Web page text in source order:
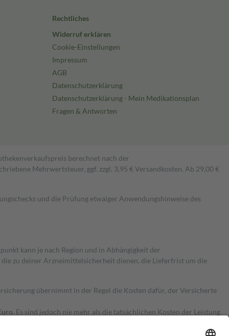
Rechtliches
Widerruf erklären
Cookie-Einstellungen
Impressum
AGB
Datenschutzerklärung
Datenschutzerklärung - Mein Medikationsplan
Fragen & Antworten
berechnet nach der
Mehrwertsteuer, ggf. zzgl. 3,95 € Versandkosten. Ab 29,00 €
und die Prüfung etwaiger Anwendungshinweise des
kann je nach Region und in Abhängigkeit der
zu deiner Arzneimittelsicherheit dienen, die Lieferfrist um die
übernimmt in der Regel die Kosten dafür, der Versicherte
Es sind jedoch nie mehr als die tatsächlichen Kosten der Leistung